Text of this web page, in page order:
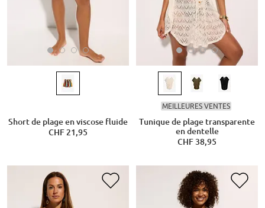
Short de plage en viscose fluide
CHF 21,95
MEILLEURES VENTES
Tunique de plage transparente
en dentelle
CHF 38,95